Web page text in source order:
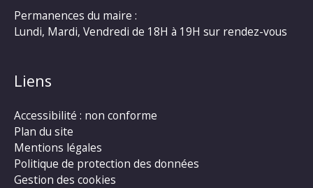
Permanences du maire :
Lundi, Mardi, Vendredi de 18H à 19H sur rendez-vous
Liens
Accessibilité : non conforme
Plan du site
Mentions légales
Politique de protection des données
Gestion des cookies